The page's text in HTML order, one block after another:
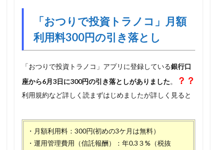
「おつりで投資トラノコ」月額
利用料300円の引き落とし
「おつりで投資トラノコ」アプリに登録している銀行口
座から6月3日に300円の引き落としがありました。 ？？
利用規約など詳しく読まずはじめましたが詳しく見ると
・月額利用料：300円(初めの3ケ月は無料）
・運用管理費用（信託報酬）：年0.3３%（税抜